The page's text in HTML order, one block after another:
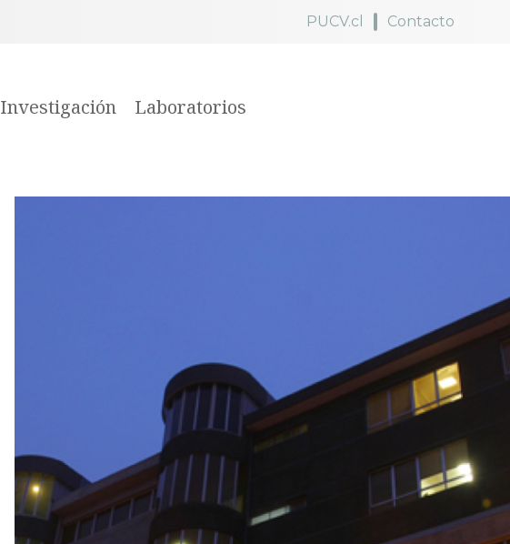
PUCV.cl Contacto
Investigación
Laboratorios